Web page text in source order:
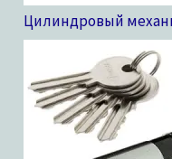
Цилиндровый